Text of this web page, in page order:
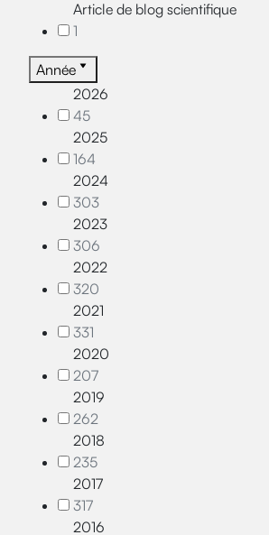
Article de blog scientifique
1
Année
2026
45
2025
164
2024
303
2023
306
2022
320
2021
331
2020
207
2019
262
2018
235
2017
317
2016